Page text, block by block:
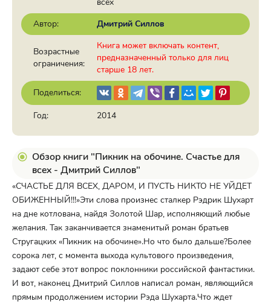
Автор:
Дмитрий Силлов
Возрастные
ограничения:
Книга может включать контент,
предназначенный только для лиц
старше 18 лет.
Поделиться:
Год:
2014
Обзор книги "Пикник на обочине. Счастье для
всех - Дмитрий Силлов"
«СЧАСТЬЕ ДЛЯ ВСЕХ, ДАРОМ, И ПУСТЬ НИКТО НЕ УЙДЕТ
ОБИЖЕННЫЙ!!!»Эти слова произнес сталкер Рэдрик Шухарт
на дне котлована, найдя Золотой Шар, исполняющий любые
желания. Так заканчивается знаменитый роман братьев
Стругацких «Пикник на обочине».Но что было дальше?Более
сорока лет, с момента выхода культового произведения,
задают себе этот вопрос поклонники российской фантастики.
И вот, наконец Дмитрий Силлов написал роман, являющийся
прямым продолжением истории Рэда Шухарта.Что ждет